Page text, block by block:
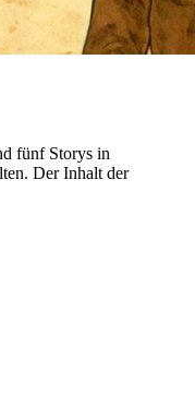
fünf Storys in
Der Inhalt der